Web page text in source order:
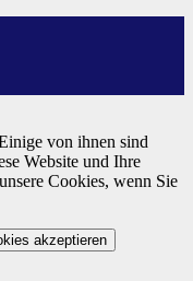
von ihnen sind
Website und Ihre
Cookies, wenn Sie
akzeptieren